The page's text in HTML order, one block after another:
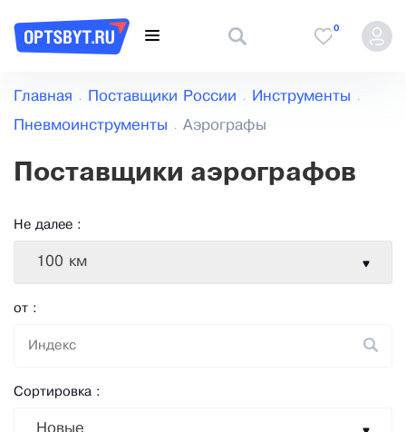
0
Главная Поставщики России Инструменты
Пневмоинструменты Аэрографы
Поставщики аэрографов
Не далее :
100 км
от :
Сортировка :
Новые